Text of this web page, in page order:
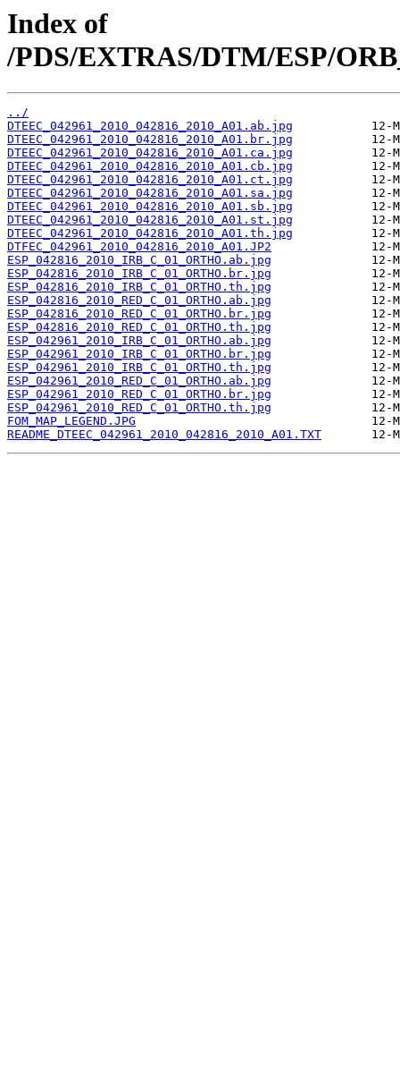
Index of
/PDS/EXTRAS/DTM/ESP/
../
DTEEC_042961_2010_042816_2010_A01.ab.jpg
DTEEC_042961_2010_042816_2010_A01.br.jpg
DTEEC_042961_2010_042816_2010_A01.ca.jpg
DTEEC_042961_2010_042816_2010_A01.cb.jpg
DTEEC_042961_2010_042816_2010_A01.ct.jpg
DTEEC_042961_2010_042816_2010_A01.sa.jpg
DTEEC_042961_2010_042816_2010_A01.sb.jpg
DTEEC_042961_2010_042816_2010_A01.st.jpg
DTEEC_042961_2010_042816_2010_A01.th.jpg
DTFEC_042961_2010_042816_2010_A01.JP2
ESP_042816_2010_IRB_C_01_ORTHO.ab.jpg
ESP_042816_2010_IRB_C_01_ORTHO.br.jpg
ESP_042816_2010_IRB_C_01_ORTHO.th.jpg
ESP_042816_2010_RED_C_01_ORTHO.ab.jpg
ESP_042816_2010_RED_C_01_ORTHO.br.jpg
ESP_042816_2010_RED_C_01_ORTHO.th.jpg
ESP_042961_2010_IRB_C_01_ORTHO.ab.jpg
ESP_042961_2010_IRB_C_01_ORTHO.br.jpg
ESP_042961_2010_IRB_C_01_ORTHO.th.jpg
ESP_042961_2010_RED_C_01_ORTHO.ab.jpg
ESP_042961_2010_RED_C_01_ORTHO.br.jpg
ESP_042961_2010_RED_C_01_ORTHO.th.jpg
FOM_MAP_LEGEND.JPG
README_DTEEC_042961_2010_042816_2010_A01.TXT